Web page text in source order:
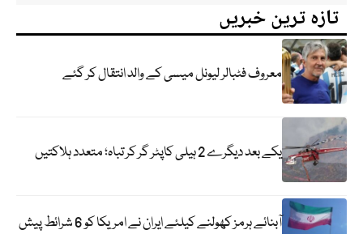
تازہ ترین خبریں
معروف فٹبالر لیونل میسی کے والد انتقال کر گئے
یکے بعد دیگرے 2 ہیلی کاپٹر گر کر تباہ؛ متعدد ہلاکتیں
آبنائے ہرمز کھولنے کیلئے ایران نے امریکا کو 6 شرائط پیش